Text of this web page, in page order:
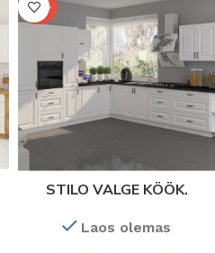
-40%
STILO VALGE KÖÖK.
Laos olemas